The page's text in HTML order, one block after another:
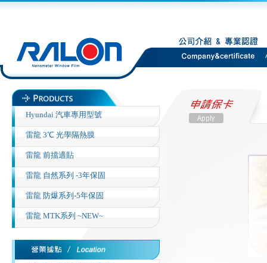
Hyundai 汽車專用型號
雷龍 3℃ 光學隔熱膜
雷龍 前擋適貼
雷龍 自然系列 -3年保固
雷龍 防爆系列-5年保固
雷龍 MTK系列 ~NEW~